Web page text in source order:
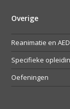
Overige
Reanimatie en AED
Specifieke
Oefeningen